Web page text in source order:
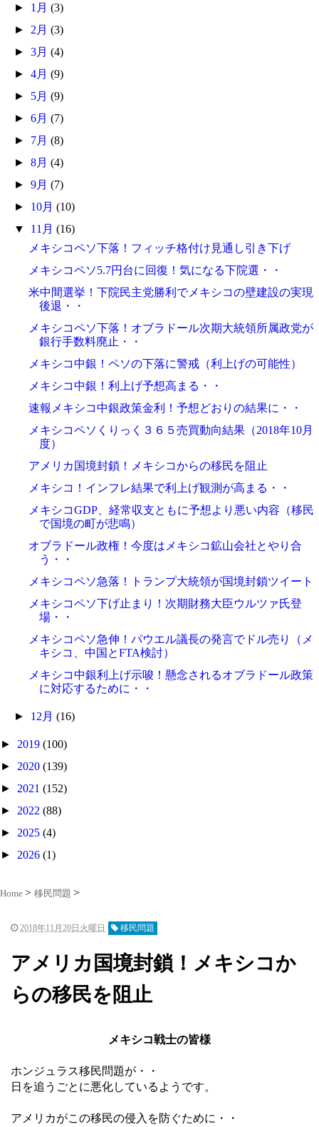
► 1月(3)
► 2月(3)
►3月(4)
►4月(9)
► 5月(9)
►6月(7)
► 7月(8)
►8月(4)
►9月(7)
► 10月(10)
▼ 11月(16)
メキシコペソ下落！フィッチ格付け見通し引き下げ
メキシコペソ5.7円台に回復！気になる下院選・・
米中間選挙！下院民主党勝利でメキシコの壁建設の実現
後退・・
メキシコペソ下落！オブラドール次期大統領所属政党が
銀行手数料廃止・・
メキシコ中銀！ペソの下落に警戒（利上げの可能性）
メキシコ中銀！利上げ予想高まる・・
速報メキシコ中銀政策金利！予想どおりの結果に・・
メキシコペソくりっく３６５売買動向結果（2018年10月
度）
アメリカ国境封鎖！メキシコからの移民を阻止
メキシコ！インフレ結果で利上げ観測が高まる・・
メキシコGDP、経常収支ともに予想より悪い内容（移民
で国境の町が悲鳴）
オブラドール政権！今度はメキシコ鉱山会社とやり合
う・・
メキシコペソ急落！トランプ大統領が国境封鎖ツイート
メキシコペソ下げ止まり！次期財務大臣ウルツァ氏登
場・・
メキシコペソ急伸！パウエル議長の発言でドル売り（メ
キシコ、中国とFTA検討）
メキシコ中銀利上げ示唆！懸念されるオブラドール政策
に対応するために・・
► 12月(16)
► 2019 (100)
► 2020 (139)
► 2021 (152)
► 2022 (88)
► 2025 (4)
► 2026 (1)
Home 移民問題
2018年11月20日火曜日 移民問題
アメリカ国境封鎖！メキシコか
らの移民を阻止
メキシコ戦士の皆様
ホンジュラス移民問題が・・
日を追うごとに悪化しているようです。
アメリカがこの移民の侵入を防ぐために・・